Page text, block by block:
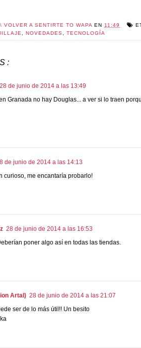
VOLVER A SENTIRTE TO WAPA EN 11:49
NOVEDADES TECNOLOGÍA
:
28 de junio de 2014 a las 13:49
Granada no hay Douglas... a ver si lo traen
de junio de 2014 a las 14:13
curioso, me encantaría probarlo!
28 de junio de 2014 a las 16:53
poner algo así en todas las tiendas.
Artal) 28 de junio de 2014 a las 21:07
ser de lo más útil!! Un besito